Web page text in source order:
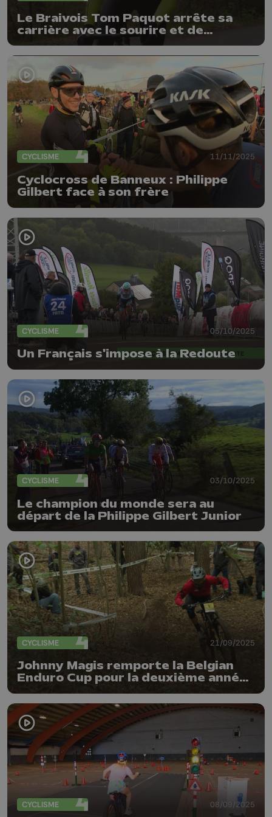
Le Braivois Tom Paquot arrête sa
carrière avec le sourire et de
nouvelles opportunités
CYCLISME 11/11/2025
Cyclocross de Banneux : Philippe
Gilbert face à son frère
CYCLISME 05/10/2025
Un Français s'impose à la Redoute
CYCLISME 03/10/2025
Le champion du monde sera au
départ de la Philippe Gilbert Junior
CYCLISME 21/09/2025
Johnny Magis remporte la Belgian
Enduro Cup pour la deuxième année
CYCLISME 08/09/2025